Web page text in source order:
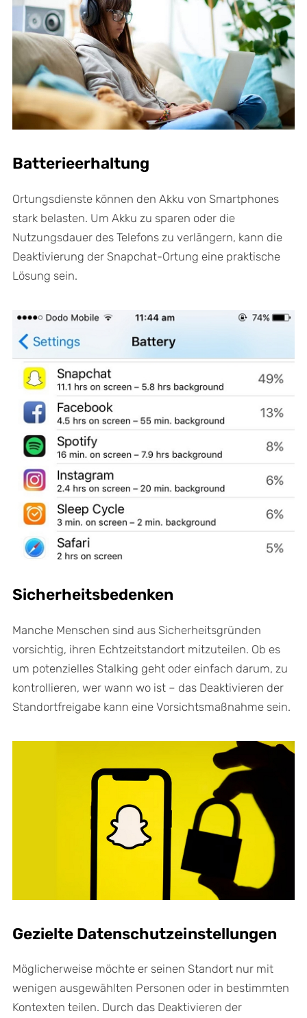
Batterieerhaltung
Ortungsdienste können den Akku von Smartphones
stark belasten. Um Akku zu sparen oder die
Nutzungsdauer des Telefons zu verlängern, kann die
Deaktivierung der Snapchat-Ortung eine praktische
Lösung sein.
Sicherheitsbedenken
Manche Menschen sind aus Sicherheitsgründen
vorsichtig, ihren Echtzeitstandort mitzuteilen. Ob es
um potenzielles Stalking geht oder einfach darum, zu
kontrollieren, wer wann wo ist – das Deaktivieren der
Standortfreigabe kann eine Vorsichtsmaßnahme sein.
Gezielte Datenschutzeinstellungen
Möglicherweise möchte er seinen Standort nur mit
wenigen ausgewählten Personen oder in bestimmten
Kontexten teilen. Durch das Deaktivieren der